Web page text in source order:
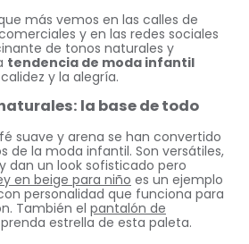
más vemos en las calles de
y en las redes sociales
de tonos naturales y
tendencia de moda infantil
y la alegría.
la base de todo
suave y arena se han convertido
de la moda infantil. Son versátiles,
dan un look sofisticado pero
en beige para niño es un ejemplo
personalidad que funciona para
También el pantalón de
estrella de esta paleta.